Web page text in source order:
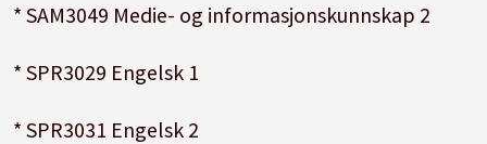
* SAM3049 Medie- og informasjonskunnskap 2
* SPR3029 Engelsk 1
* SPR3031 Engelsk 2